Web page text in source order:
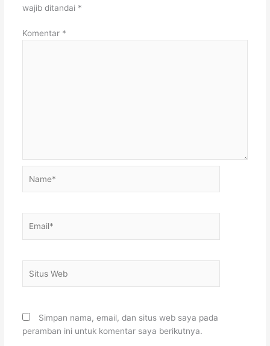
wajib ditandai *
Komentar *
Web
Simpan nama, email, dan situs web saya pada
peramban ini untuk komentar saya berikutnya.